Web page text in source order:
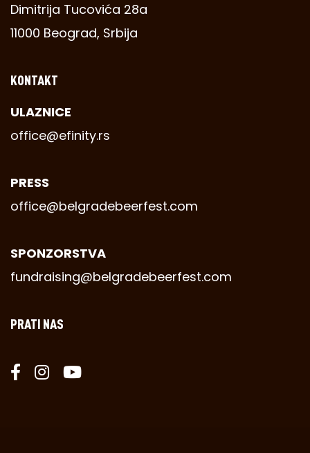
Dimitrija Tucovića 28a
11000 Beograd, Srbija
KONTAKT
ULAZNICE
office@efinity.rs
PRESS
office@belgradebeerfest.com
SPONZORSTVA
fundraising@belgradebeerfest.com
PRATI NAS